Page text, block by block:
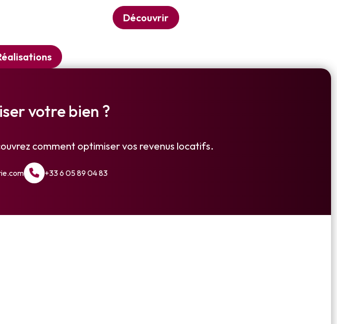
Découvrir
votre bien ?
comment optimiser vos revenus locatifs.
+33 6 05 89 04 83